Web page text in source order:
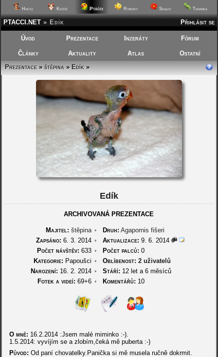
Hafíci Kočičí Ptáčci Rybičky Skalky Terárka
Přihlásit se
PTACCI.NET » Edík
Úvod Prezentace Inzeráty Fórum
Články Aktuality Atlas
Ostatní
Prezentace»štěpina»Edík»
Edík
ARCHIVOVANÁ PREZENTACE
Majitel: štěpina • Druh: Agapornis fišeri
Zapsáno: 6. 3. 2014 • Aktualizace: 9. 6. 2014
Počet návštěv: 633 • Počet palců: 0
Kategorie: Papoušci • Oblíbenost: 2 uživatelů
Narození: 16. 2. 2014 • Stáří: 12 let a 6 měsíců
Fotek a videí: 69+6 • Komentářů: 10
O mně: 16.2.2014 :Jsem malé miminko :-).
1.5.2014: vyvíjím se a zlobím,čeká mě puberta :-)
Původ: Od paní chovatelky.Panička si mě musela ručně dokrmit.